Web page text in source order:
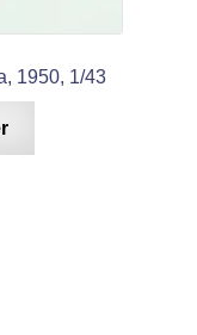
1950, 1/43